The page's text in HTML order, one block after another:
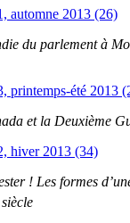
automne 2013 (26)
du parlement à
printemps-été 2013
et la Deuxième
hiver 2013 (34)
! Les formes
siècle